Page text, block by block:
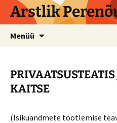
Arstlik
Menüü
KAITSE
(Isikuandmete töötlemise